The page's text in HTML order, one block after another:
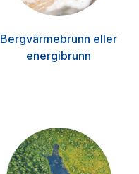
Bergvärmebrunn eller
energibrunn